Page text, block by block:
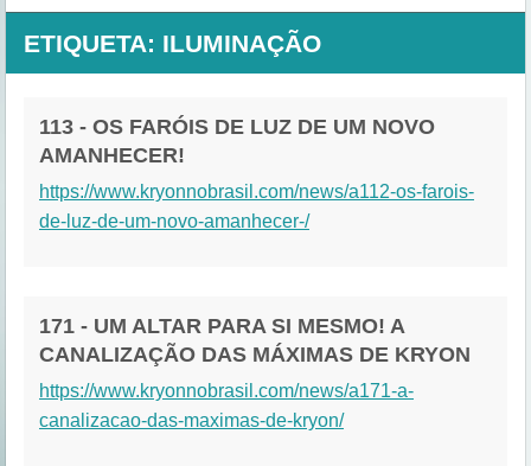
ETIQUETA: ILUMINAÇÃO
113 - OS FARÓIS DE LUZ DE UM NOVO
AMANHECER!
https://www.kryonnobrasil.com/news/a112-os-farois-
de-luz-de-um-novo-amanhecer-/
171 - UM ALTAR PARA SI MESMO! A
CANALIZAÇÃO DAS MÁXIMAS DE KRYON
https://www.kryonnobrasil.com/news/a171-a-
canalizacao-das-maximas-de-kryon/